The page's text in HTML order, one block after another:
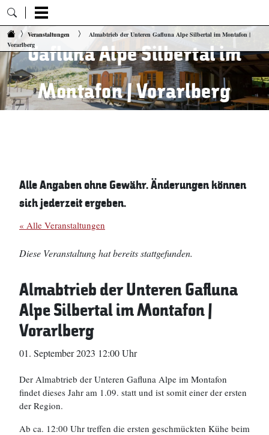
Zum Inhalt springen
Veranstaltungen
Almabtrieb der Unteren Gafluna Alpe Silbertal im Montafon |
Vorarlberg
Almabtrieb der Unteren
Gafluna Alpe Silbertal im
Montafon | Vorarlberg
Alle Angaben ohne Gewähr. Änderungen können
sich jederzeit ergeben.
« Alle Veranstaltungen
Diese Veranstaltung hat bereits stattgefunden.
Almabtrieb der Unteren Gafluna
Alpe Silbertal im Montafon |
Vorarlberg
01. September 2023 12:00 Uhr
Der Almabtrieb der Unteren Gafluna Alpe im Montafon
findet dieses Jahr am 1.09. statt und ist somit einer der ersten
der Region.
Ab ca. 12:00 Uhr treffen die ersten geschmückten Kühe beim